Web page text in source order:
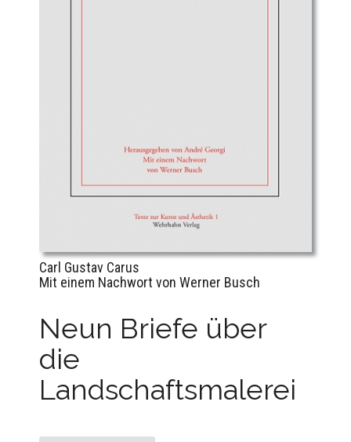
Carl Gustav Carus
Mit einem Nachwort von Werner Busch
Neun Briefe über
die
Landschaftsmalerei